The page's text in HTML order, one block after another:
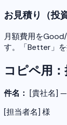
お見積り（投
月額費用を
す。「Better」を
コピペ用：
件名： [貴社名]
[担当者名] 様